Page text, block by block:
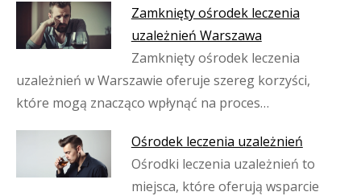
Zamknięty ośrodek leczenia
uzależnień Warszawa
Zamknięty ośrodek leczenia
uzależnień w Warszawie oferuje szereg korzyści,
które mogą znacząco wpłynąć na proces…
Ośrodek leczenia uzależnień
Ośrodki leczenia uzależnień to
miejsca, które oferują wsparcie